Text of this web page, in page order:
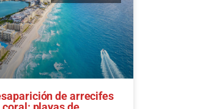
de arrecifes